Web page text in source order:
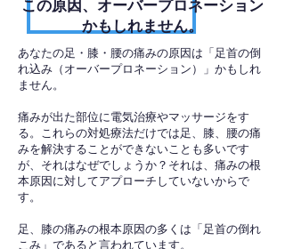
​この原因、オーバープロネーション
かもしれません。
あなたの足・膝・腰の痛みの原因は「足首の倒
れ込み（オーバープロネーション）」かもしれ
ません。
痛みが出た部位に電気治療やマッサージをす
る。これらの対処療法だけでは足、膝、腰の痛
みを解決することができないことも多いです
が、それはなぜでしょうか？それは、痛みの根
本原因に対してアプローチしていないからで
す。
足、膝の痛みの根本原因の多くは「足首の倒れ
こみ」であると言われています。